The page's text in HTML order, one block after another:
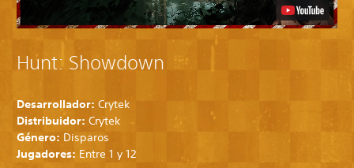
Hunt: Showdown
Desarrollador: Crytek
Distribuidor: Crytek
Género: Disparos
Jugadores: Entre 1 y 12